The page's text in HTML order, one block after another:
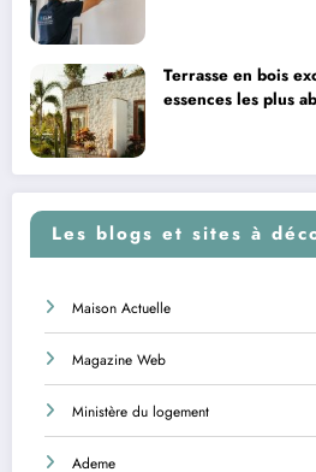
Terrasse en bois
essences les plus
Les blogs et sites à
Maison Actuelle
Magazine Web
Ministère du logement
Ademe